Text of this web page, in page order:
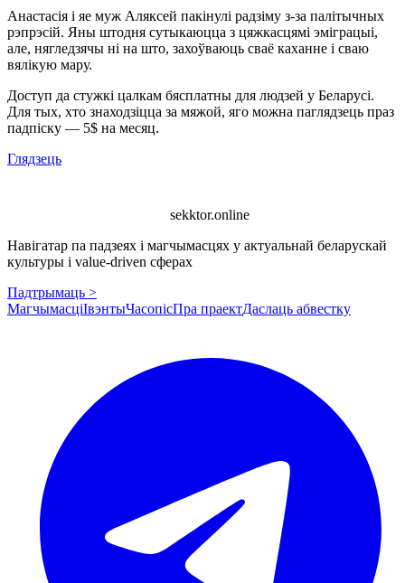
Анастасія і яе муж Аляксей пакінулі радзіму з-за палітычных
рэпрэсій. Яны штодня сутыкаюцца з цяжкасцямі эміграцыі,
але, нягледзячы ні на што, захоўваюць сваё каханне і сваю
вялікую мару.
Доступ да стужкі цалкам бясплатны для людзей у Беларусі.
Для тых, хто знаходзіцца за мяжой, яго можна паглядзець праз
падпіску — 5$ на месяц.
Глядзець
sekktor.online
Навігатар па падзеях і магчымасцях у актуальнай беларускай
культуры і value-driven сферах
Падтрымаць >
МагчымасціІвэнтыЧасопісПра праектДаслаць абвестку